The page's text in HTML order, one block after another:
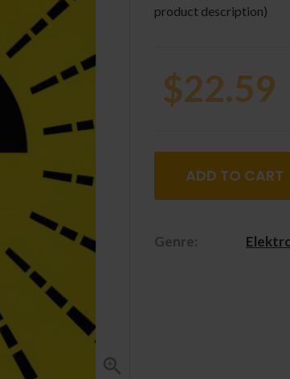

product description)
$22.59
ADD TO CART
Genre: